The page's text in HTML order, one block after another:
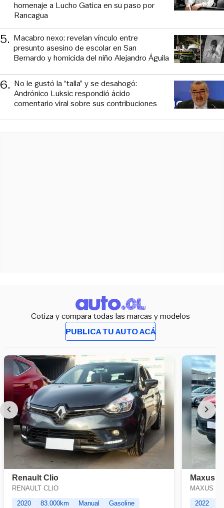
homenaje a Lucho Gatica en su paso por
Rancagua
5. Macabro nexo: revelan vínculo entre
presunto asesino de escolar en San
Bernardo y homicida del niño Alejandro Águila
6. No le gustó la “talla” y se desahogó:
Andrónico Luksic respondió ácido
comentario viral sobre sus contribuciones
Cotiza y compara todas las marcas y modelos
PUBLICA TU AUTO ACÁ